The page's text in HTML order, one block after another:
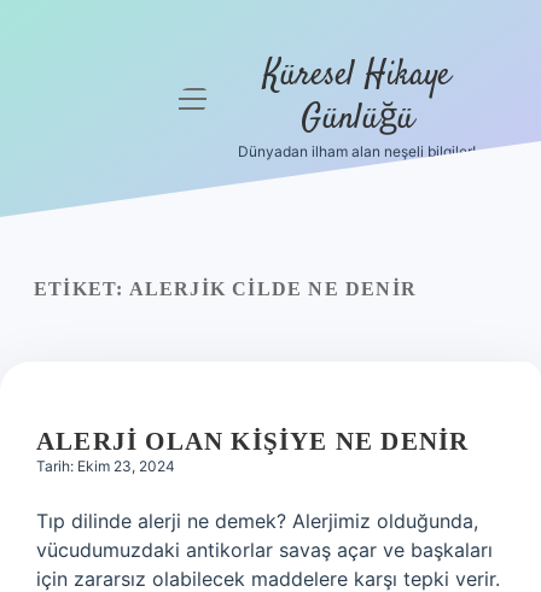
menüyü
Küresel Hikaye
Günlüğü
Dünyadan ilham alan neşeli bilgiler!
ETIKET: ALERJIK CILDE NE DENIR
ALERJI OLAN KIŞIYE NE DENIR
Tarih: Ekim 23, 2024
Tıp dilinde alerji ne demek? Alerjimiz olduğunda,
vücudumuzdaki antikorlar savaş açar ve başkaları
için zararsız olabilecek maddelere karşı tepki verir.